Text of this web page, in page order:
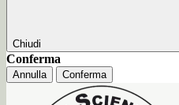
Chiudi
Conferma
Annulla Conferma